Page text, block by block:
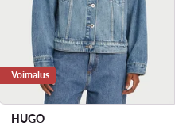
Võimalus
HUGO